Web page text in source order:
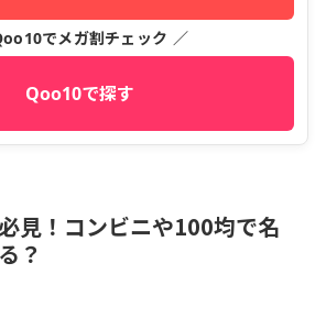
でメガ割チェック ／
Qoo10で探す
見！コンビニや100均で名
？